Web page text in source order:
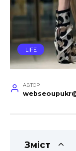
LIFE
АВТОР
Зміст